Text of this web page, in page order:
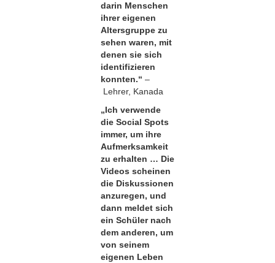
darin Menschen
ihrer eigenen
Altersgruppe zu
sehen waren, mit
denen sie sich
identifizieren
konnten.“ –
Lehrer, Kanada
„Ich verwende
die Social Spots
immer, um ihre
Aufmerksamkeit
zu erhalten … Die
Videos scheinen
die Diskussionen
anzuregen, und
dann meldet sich
ein Schüler nach
dem anderen, um
von seinem
eigenen Leben